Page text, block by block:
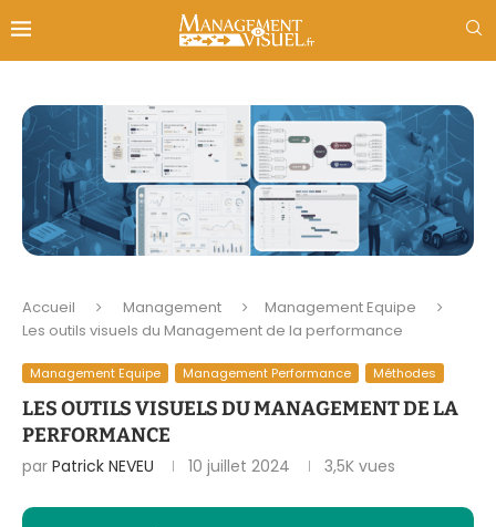
Accueil Management
Management Equipe
Les outils visuels du Management de la performance
Management Equipe Management Performance Méthodes
LES OUTILS VISUELS DU MANAGEMENT DE LA
PERFORMANCE
par Patrick NEVEU 10 juillet 2024 3,5K vues